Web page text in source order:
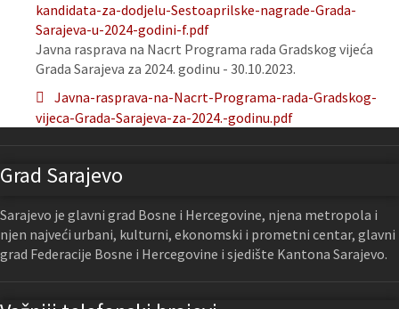
kandidata-za-dodjelu-Sestoaprilske-nagrade-Grada-
Sarajeva-u-2024-godini-f.pdf
Javna rasprava na Nacrt Programa rada Gradskog vijeća
Grada Sarajeva za 2024. godinu - 30.10.2023.
Javna-rasprava-na-Nacrt-Programa-rada-Gradskog-
vijeca-Grada-Sarajeva-za-2024.-godinu.pdf
Grad Sarajevo
Sarajevo je glavni grad Bosne i Hercegovine, njena metropola i
njen najveći urbani, kulturni, ekonomski i prometni centar, glavni
grad Federacije Bosne i Hercegovine i sjedište Kantona Sarajevo.